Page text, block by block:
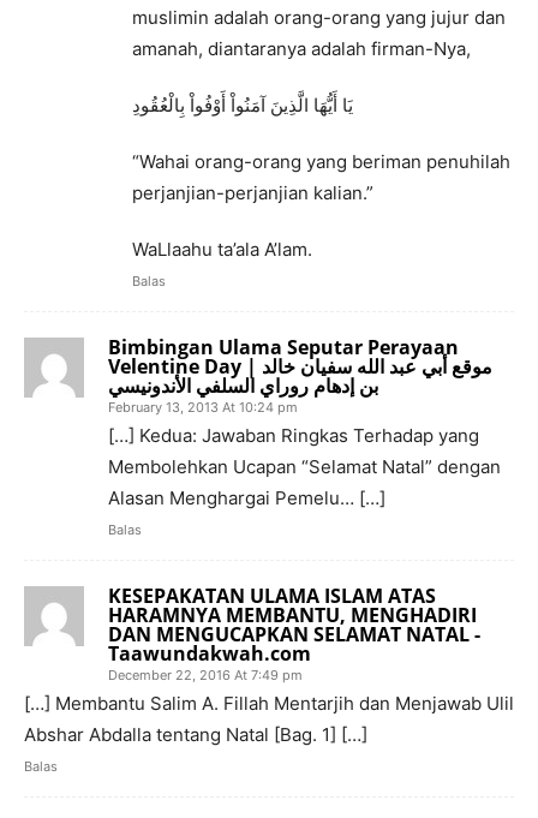
muslimin adalah orang-orang yang jujur dan
amanah, diantaranya adalah firman-Nya,
يَا أَيُّهَا الَّذِينَ آمَنُواْ أَوْفُواْ بِالْعُقُودِ
“Wahai orang-orang yang beriman penuhilah
perjanjian-perjanjian kalian.”
WaLlaahu ta’ala A’lam.
Balas
Bimbingan Ulama Seputar Perayaan
Velentine Day | موقع أبي عبد الله سفيان خالد
بن إدهام روراي السلفي الأندونيسي
February 13, 2013 At 10:24 pm
[…] Kedua: Jawaban Ringkas Terhadap yang
Membolehkan Ucapan “Selamat Natal” dengan
Alasan Menghargai Pemelu… […]
Balas
KESEPAKATAN ULAMA ISLAM ATAS
HARAMNYA MEMBANTU, MENGHADIRI
DAN MENGUCAPKAN SELAMAT NATAL -
Taawundakwah.com
December 22, 2016 At 7:49 pm
[…] Membantu Salim A. Fillah Mentarjih dan Menjawab Ulil
Abshar Abdalla tentang Natal [Bag. 1] […]
Balas